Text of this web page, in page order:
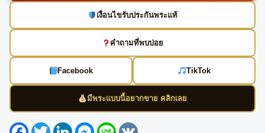
เงื่อนไขรับประกันพระแท้
คำถามที่พบบ่อย
Facebook TikTok
มีพระแบบนี้อยากขาย คลิกเลย
FacebookTwitterLinkedInMessenger
Line